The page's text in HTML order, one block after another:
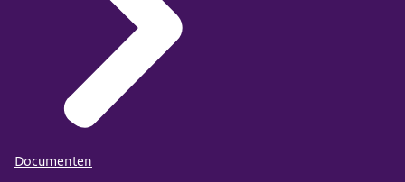
Documenten